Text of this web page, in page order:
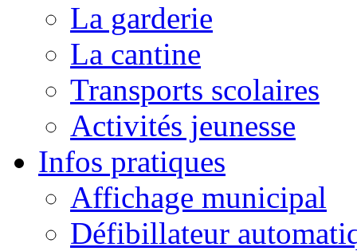
La garderie
La cantine
Transports scolaires
Activités jeunesse
Infos pratiques
Affichage municipal
Défibillateur